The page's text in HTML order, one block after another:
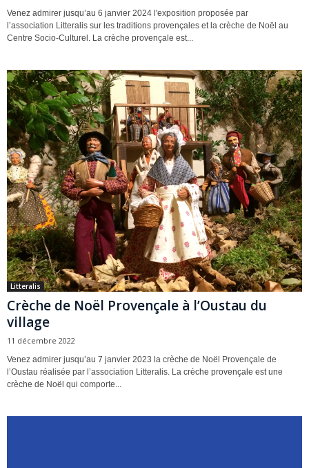
Venez admirer jusqu’au 6 janvier 2024 l'exposition proposée par
l’association Litteralis sur les traditions provençales et la crèche de Noël au
Centre Socio-Culturel. La crèche provençale est...
Litteralis
Crèche de Noël Provençale à l’Oustau du
village
11 décembre 2022
Venez admirer jusqu’au 7 janvier 2023 la crèche de Noël Provençale de
l’Oustau réalisée par l’association Litteralis. La crèche provençale est une
crèche de Noël qui comporte...